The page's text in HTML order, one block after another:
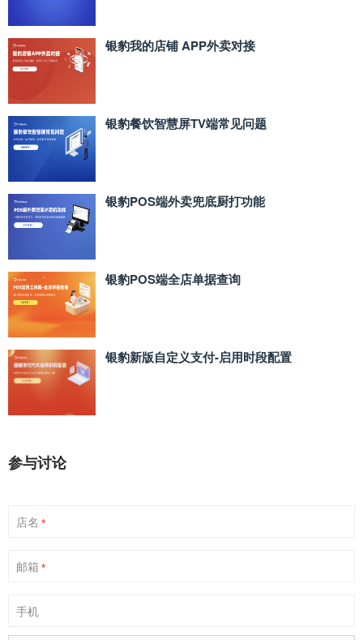
银豹我的店铺 APP外卖对接
银豹餐饮智慧屏TV端常见问题
银豹POS端外卖兜底厨打功能
银豹POS端全店单据查询
银豹新版自定义支付‑启用时段配置
参与讨论
店名 *
邮箱 *
手机